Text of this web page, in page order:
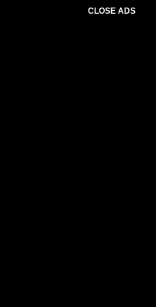
CLOSE ADS